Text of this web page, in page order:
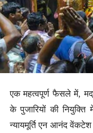
एक महत्वपूर्ण फैसले में,
के पुजारियों की नियुक्ति
न्यायमूर्ति एन आनंद